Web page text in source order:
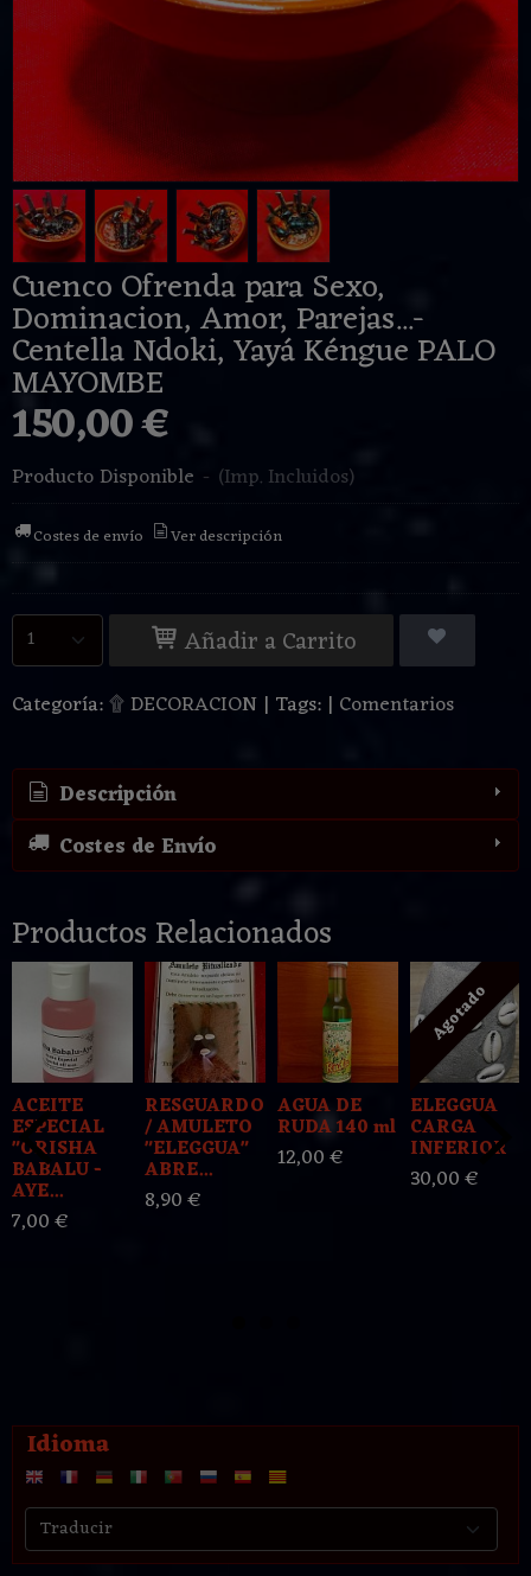
Idioma
Cuenco Ofrenda para Sexo,
Dominacion, Amor, Parejas...-
Centella Ndoki, Yayá Kéngue PALO
MAYOMBE
150,00 €
Producto Disponible - (Imp. Incluidos)
Costes de envío Ver descripción
Añadir a Carrito
Categoría:۩ DECORACION | Tags: | Comentarios
Descripción
Costes de Envío
Productos Relacionados
ACEITE
ESPECIAL
"ORISHA
BABALU -
AYE...
7,00 €
RESGUARDO
/ AMULETO
"ELEGGUA"
ABRE...
8,90 €
AGUA DE
RUDA 140 ml
12,00 €
Agotado
ELEGGUA
CARGA
INFERIOR
30,00 €